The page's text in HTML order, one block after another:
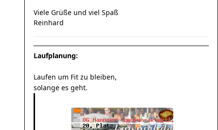
Viele Grüße und viel Spaß
Reinhard
Laufplanung:
Laufen um Fit zu bleiben,
solange es geht.